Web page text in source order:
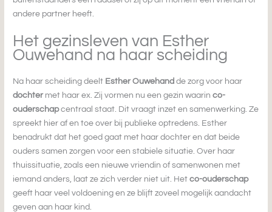
andere partner heeft.
Het gezinsleven van Esther
Ouwehand na haar scheiding
Na haar scheiding deelt Esther Ouwehand de zorg voor haar
dochter met haar ex. Zij vormen nu een gezin waarinco-
ouderschapcentraal staat. Dit vraagt inzet en samenwerking. Ze
spreekt hier af en toe over bij publieke optredens. Esther
benadrukt dat het goed gaat met haar dochter en dat beide
ouders samen zorgen voor een stabiele situatie. Over haar
thuissituatie, zoals een nieuwe vriendin of samenwonen met
iemand anders, laat ze zich verder niet uit. Hetco-ouderschap
geeft haar veel voldoening en ze blijft zoveel mogelijk aandacht
geven aan haar kind.